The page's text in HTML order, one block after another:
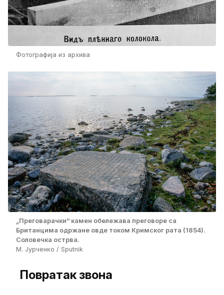
Фотографија из архива
„Преговарачки“ камен обележава преговоре са
Британцима одржане овде током Кримског рата (1854).
Соловечка острва.
М. Јурченко / Sputnik
Повратак звона